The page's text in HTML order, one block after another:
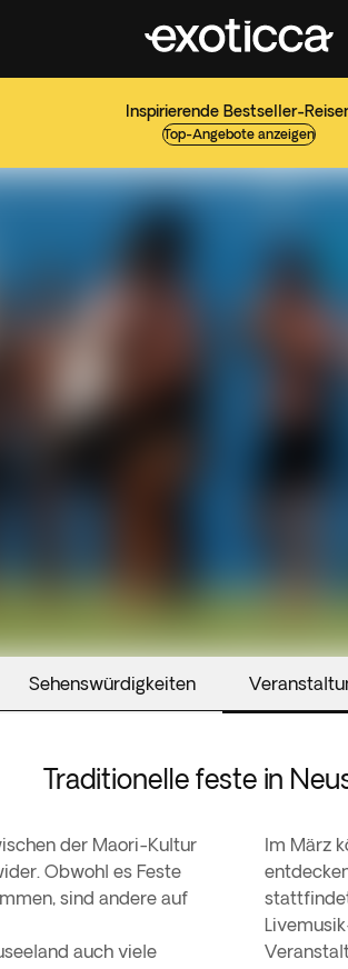
Inspirierende Bestseller-
Top-Angebote anzeigen
Sehenswürdigkeiten
Traditionelle feste in
der Maori-Kultur
Obwohl es Feste
sind andere auf
auch viele
Im März